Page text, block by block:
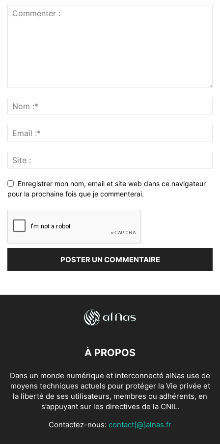
Enregistrer mon nom, email et site web dans ce navigateur
pour la prochaine fois que je commenterai.
À PROPOS
Dans un monde numérique et interconnecté alNas use de
moyens techniques actuels pour protéger la Vie privée et
la liberté de ses utilisateurs, membres ou adhérents, en
s’appuyant sur les directives de la CNIL.
Contactez-nous: contact[@]alnas.fr